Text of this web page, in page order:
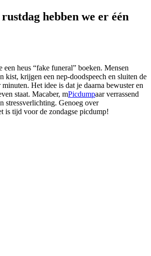
hebben we er één
heus “fake funeral” boeken. Mensen
kist, krijgen een nep-doodspeech en sluiten de
Het idee is dat je daarna bewuster en
staat. Macaber, mPicdumpaar verrassend
stressverlichting. Genoeg over
is tijd voor de zondagse picdump!